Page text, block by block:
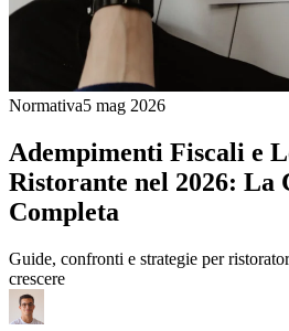
Normativa5 mag 2026
Adempimenti Fiscali e
Ristorante nel 2026: La
Completa
Guide, confronti e strategie per
crescere